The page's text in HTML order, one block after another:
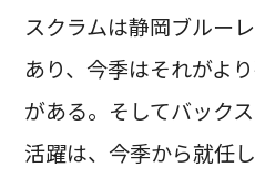
スクラムは静岡ブルー
あり、今季はそれがよ
がある。そしてバック
活躍は、今季から就任